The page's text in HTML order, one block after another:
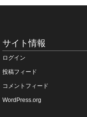
サイト情報
ログイン
投稿フィード
コメントフィード
WordPress.org